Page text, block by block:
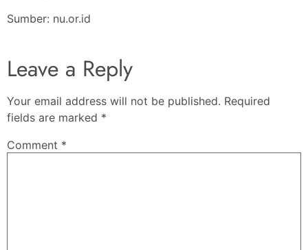
Sumber: nu.or.id
Leave a Reply
Your email address will not be published. Required
fields are marked *
Comment *